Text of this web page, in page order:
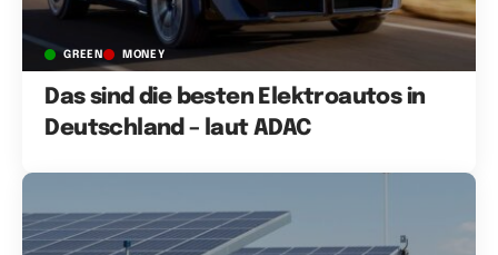
GREEN MONEY
Das sind die besten Elektroautos in
Deutschland – laut ADAC